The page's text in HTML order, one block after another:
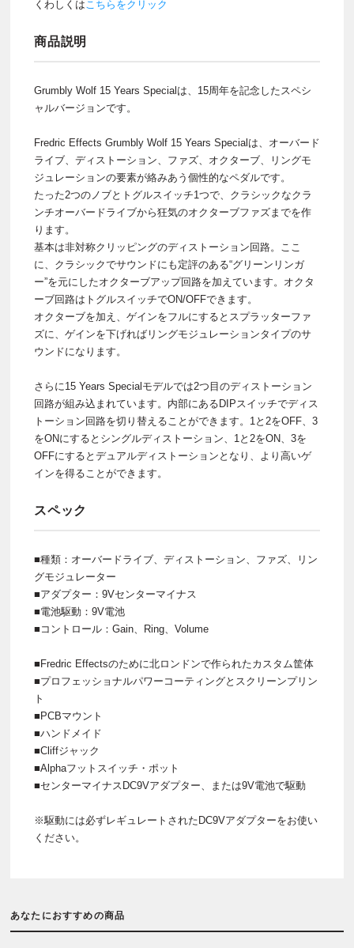
くわしくはこちらをクリック
商品説明
Grumbly Wolf 15 Years Specialは、15周年を記念したスペシ
ャルバージョンです。
Fredric Effects Grumbly Wolf 15 Years Specialは、オーバード
ライブ、ディストーション、ファズ、オクターブ、リングモ
ジュレーションの要素が絡みあう個性的なペダルです。
たった2つのノブとトグルスイッチ1つで、クラシックなクラ
ンチオーバードライブから狂気のオクターブファズまでを作
ります。
基本は非対称クリッピングのディストーション回路。ここ
に、クラシックでサウンドにも定評のある“グリーンリンガ
ー”を元にしたオクターブアップ回路を加えています。オクタ
ーブ回路はトグルスイッチでON/OFFできます。
オクターブを加え、ゲインをフルにするとスプラッターファ
ズに、ゲインを下げればリングモジュレーションタイプのサ
ウンドになります。
さらに15 Years Specialモデルでは2つ目のディストーション
回路が組み込まれています。内部にあるDIPスイッチでディス
トーション回路を切り替えることができます。1と2をOFF、3
をONにするとシングルディストーション、1と2をON、3を
OFFにするとデュアルディストーションとなり、より高いゲ
インを得ることができます。
スペック
■種類：オーバードライブ、ディストーション、ファズ、リン
グモジュレーター
■アダプター：9Vセンターマイナス
■電池駆動：9V電池
■コントロール：Gain、Ring、Volume
■Fredric Effectsのために北ロンドンで作られたカスタム筐体
■プロフェッショナルパワーコーティングとスクリーンプリン
ト
■PCBマウント
■ハンドメイド
■Cliffジャック
■Alphaフットスイッチ・ポット
■センターマイナスDC9Vアダプター、または9V電池で駆動
※駆動には必ずレギュレートされたDC9Vアダプターをお使い
ください。
あなたにおすすめの商品